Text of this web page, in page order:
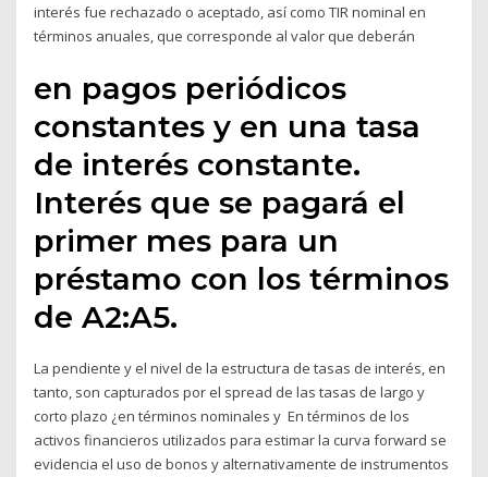
interés fue rechazado o aceptado, así como TIR nominal en
términos anuales, que corresponde al valor que deberán
en pagos periódicos
constantes y en una tasa
de interés constante.
Interés que se pagará el
primer mes para un
préstamo con los términos
de A2:A5.
La pendiente y el nivel de la estructura de tasas de interés, en
tanto, son capturados por el spread de las tasas de largo y
corto plazo ¿en términos nominales y En términos de los
activos financieros utilizados para estimar la curva forward se
evidencia el uso de bonos y alternativamente de instrumentos